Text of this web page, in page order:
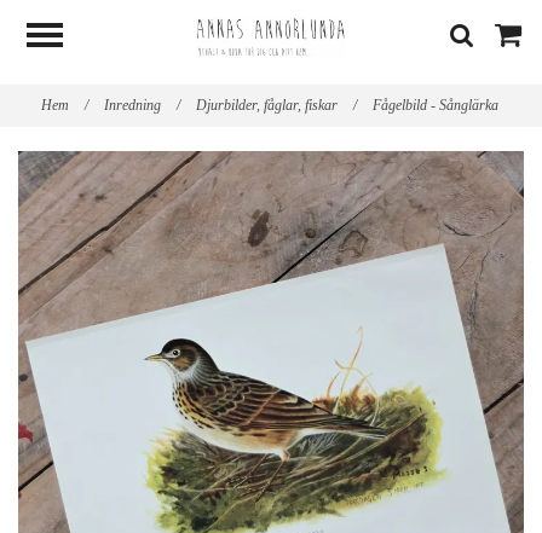
Hem / Inredning / Djurbilder, fåglar, fiskar / Fågelbild - Sånglärka